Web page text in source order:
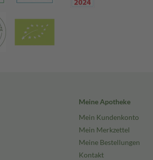
Meine Apotheke
Mein Kundenkonto
Mein Merkzettel
Meine Bestellungen
Kontakt